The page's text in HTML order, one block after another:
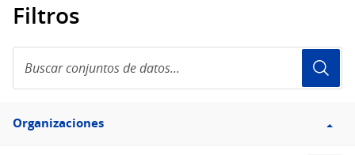
Filtros
conjuntos
de
Filtro
Organizaciones
Organizaciones